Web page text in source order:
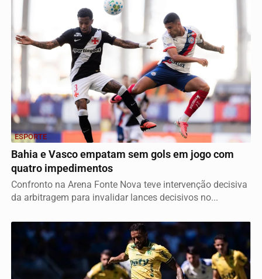
ESPORTE
Bahia e Vasco empatam sem gols em jogo com
quatro impedimentos
Confronto na Arena Fonte Nova teve intervenção decisiva
da arbitragem para invalidar lances decisivos no...